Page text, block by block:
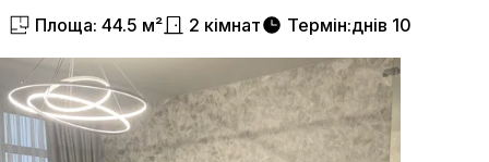
Площа: 44.5 м² 2 кімнат Термін:днів 10